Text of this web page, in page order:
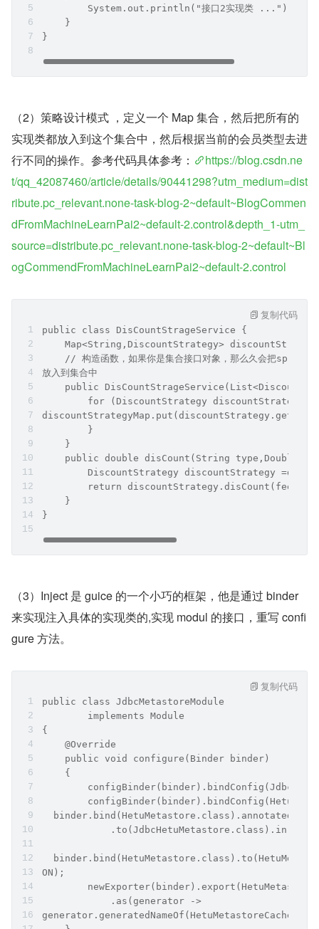
        System.out.println("接口2实现类 ...");
    }
}
（2）策略设计模式 ，定义一个 Map 集合，然后把所有的
实现类都放入到这个集合中，然后根据当前的会员类型去进
行不同的操作。参考代码具体参考：
https://blog.csdn.ne
t/qq_42087460/article/details/90441298?utm_medium=dist
ribute.pc_relevant.none-task-blog-2~default~BlogCommen
dFromMachineLearnPai2~default-2.control&depth_1-utm_
source=distribute.pc_relevant.none-task-blog-2~default~Bl
ogCommendFromMachineLearnPai2~default-2.control
public class DisCountStrageService {
Map<String,DiscountStrategy>
// 构造函数，如果你是集合接口对象，那么久会把spring
放入到集合中
public
for (DiscountStrategy discountStrategy:
        }
    }
public double disCount(String type,Double
DiscountStrategy discountStrategy
        return discountStrategy.disCount(fee);
    }
}
复制代码
（3）Inject 是 guice 的一个小巧的框架，他是通过 binder
来实现注入具体的实现类的,实现 modul 的接口，重写 confi
gure 方法。
public class JdbcMetastoreModule
        implements Module
{
    @Override
    public void configure(Binder binder)
    {
ON);
            .as(generator ->
复制代码